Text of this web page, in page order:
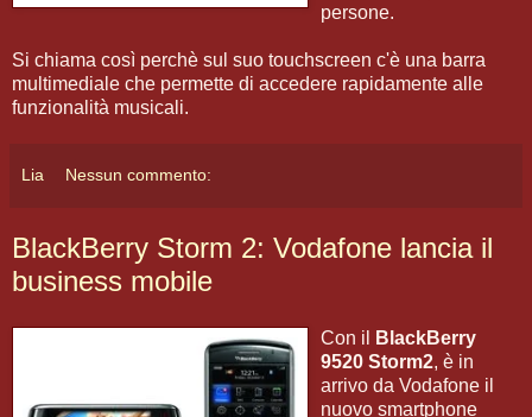
persone.
Si chiama così perchè sul suo touchscreen c'è una barra
multimediale che permette di accedere rapidamente alle
funzionalità musicali.
Lia Nessun commento:
BlackBerry Storm 2: Vodafone lancia il
business mobile
Con il
BlackBerry
9520 Storm2, è in
arrivo da Vodafone il
nuovo smartphone